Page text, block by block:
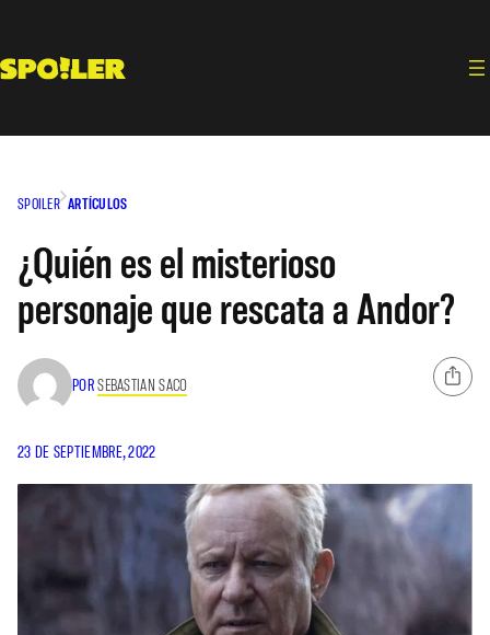
contenido
SPOILER ARTÍCULOS
¿Quién es el misterioso
personaje que rescata a Andor?
PORSEBASTIAN SACO
23 DE SEPTIEMBRE, 2022